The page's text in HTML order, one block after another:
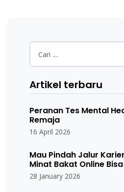
Artikel terbaru
Peranan Tes Mental
Remaja
16 April 2026
Mau Pindah Jalur
Minat Bakat Online
28 January 2026